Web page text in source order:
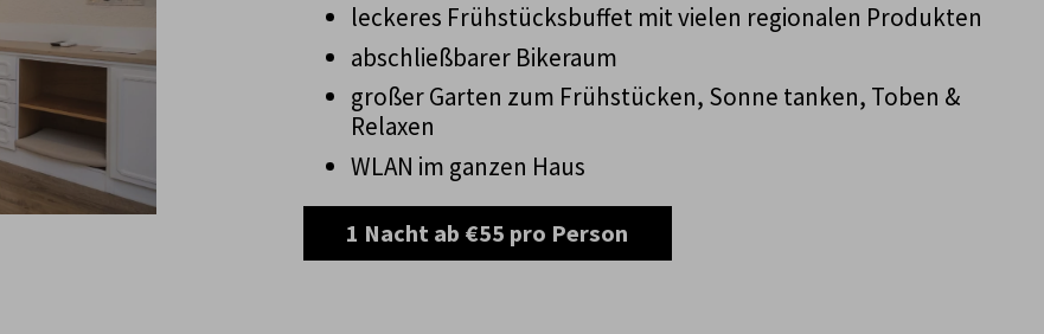
leckeres Frühstücksbuffet mit vielen regionalen Produkten
abschließbarer Bikeraum
großer Garten zum Frühstücken, Sonne tanken, Toben &
Relaxen
WLAN im ganzen Haus
1 Nacht ab €55 pro Person